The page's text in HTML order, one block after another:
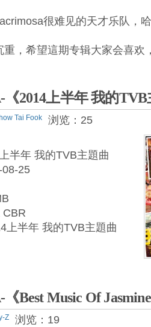
很难见的天才乐队，
，希望這期专辑大家会喜欢
《2014上半年 我的
Tai Fook
浏览：25
半年 我的TVB主題曲
08-25
CBR
上半年 我的TVB主題曲
《Best Music Of
Z
浏览：19